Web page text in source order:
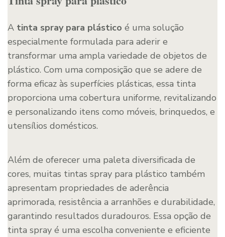
A tinta spray para plástico é uma solução
especialmente formulada para aderir e
transformar uma ampla variedade de objetos de
plástico. Com uma composição que se adere de
forma eficaz às superfícies plásticas, essa tinta
proporciona uma cobertura uniforme, revitalizando
e personalizando itens como móveis, brinquedos, e
utensílios domésticos.
Além de oferecer uma paleta diversificada de
cores, muitas tintas spray para plástico também
apresentam propriedades de aderência
aprimorada, resistência a arranhões e durabilidade,
garantindo resultados duradouros. Essa opção de
tinta spray é uma escolha conveniente e eficiente